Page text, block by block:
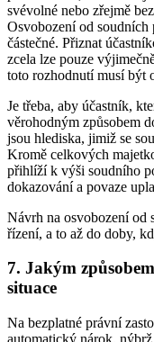
svévolné nebo zřejmě
Osvobození od soudních
částečné. Přiznat
zcela lze pouze
toto rozhodnutí musí být
Je třeba, aby účastník,
věrohodným způsobem
jsou hlediska, jimiž se
Kromě celkových
přihlíží k výši soudního
dokazování a povaze
Návrh na osvobození od
řízení, a to až do doby,
7. Jakým
situace
Na bezplatné právní
automatický nárok,